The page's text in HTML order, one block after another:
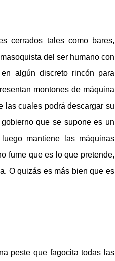
cerrados tales como bares,
del ser humano con
algún discreto rincón para
montones de máquina
las cuales podrá descargar su
que se supone es un
mantiene las máquinas
fume que es lo que pretende,
O quizás es más bien que es
peste que fagocita todas las